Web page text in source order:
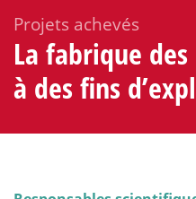
Projets achevés
La fabrique
à des fins